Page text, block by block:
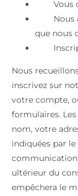
Vous
Nous
que nous
Nous
inscrivez sur
votre compte,
formulaires.
nom, votre
indiquées par le
communication
ultérieur du
empêchera le